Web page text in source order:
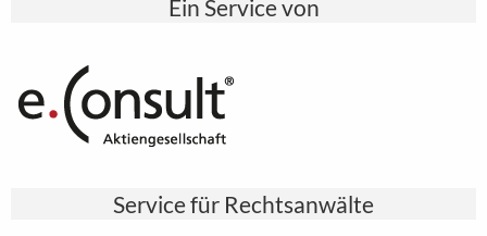
Ein Service von
Service für Rechtsanwälte